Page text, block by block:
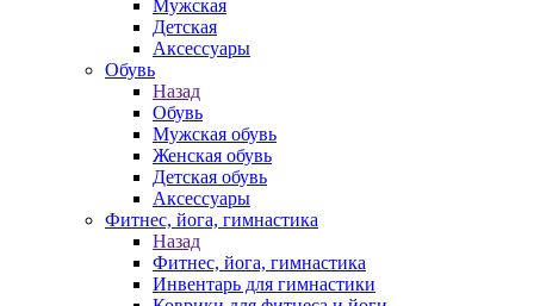
Мужская
Детская
Аксессуары
Обувь
Назад
Обувь
Мужская обувь
Женская обувь
Детская обувь
Аксессуары
Фитнес, йога, гимнастика
Назад
Фитнес, йога, гимнастика
Инвентарь для гимнастики